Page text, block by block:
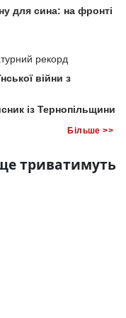
для сина: на фронті
рекорд
війни з
із Тернопільщини
Більше >>
триватимуть